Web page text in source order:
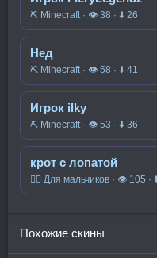
⛏️ Minecraft · 👁 38 · ⬇ 26
Нед
⛏️ Minecraft · 👁 58 · ⬇ 41
Игрок ilky
⛏️ Minecraft · 👁 53 · ⬇ 36
крот с лопатой
🧍‍♂️ Для мальчиков · 👁 105 ·
Похожие скины